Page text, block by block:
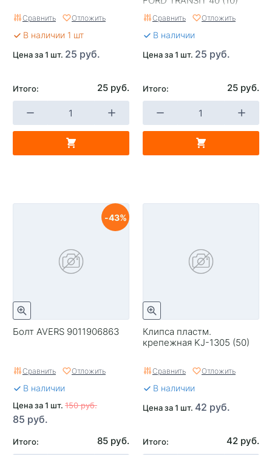
Сравнить Отложить
В наличии 1 шт
Цена за 1 шт. 25 руб.
Итого: 25 руб.
Сравнить Отложить
В наличии
Цена за 1 шт. 25 руб.
Итого: 25 руб.
Болт AVERS 9011906863
43
Сравнить Отложить
В наличии
Цена за 1 шт. 150 руб.
85 руб.
Итого: 85 руб.
Клипса пластм.
крепежная KJ-1305 (50)
Сравнить Отложить
В наличии
Цена за 1 шт. 42 руб.
Итого: 42 руб.